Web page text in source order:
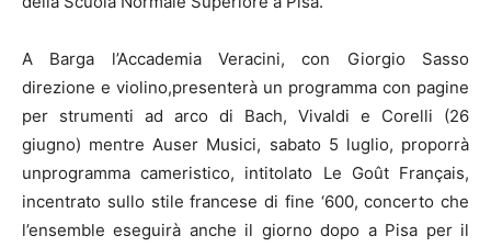
A Barga l’Accademia Veracini, con Giorgio Sasso
direzione e violino,presenterà un programma con pagine
per strumenti ad arco di Bach, Vivaldi e Corelli (26
giugno) mentre Auser Musici, sabato 5 luglio, proporrà
unprogramma cameristico, intitolato Le Goût Français,
incentrato sullo stile francese di fine ‘600, concerto che
l’ensemble eseguirà anche il giorno dopo a Pisa per il